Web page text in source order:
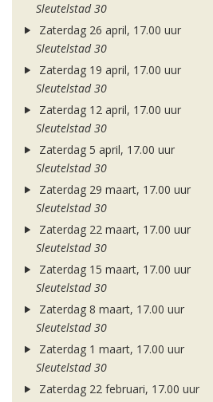
Sleutelstad 30
Zaterdag 26 april, 17.00 uur
Sleutelstad 30
Zaterdag 19 april, 17.00 uur
Sleutelstad 30
Zaterdag 12 april, 17.00 uur
Sleutelstad 30
Zaterdag 5 april, 17.00 uur
Sleutelstad 30
Zaterdag 29 maart, 17.00 uur
Sleutelstad 30
Zaterdag 22 maart, 17.00 uur
Sleutelstad 30
Zaterdag 15 maart, 17.00 uur
Sleutelstad 30
Zaterdag 8 maart, 17.00 uur
Sleutelstad 30
Zaterdag 1 maart, 17.00 uur
Sleutelstad 30
Zaterdag 22 februari, 17.00 uur